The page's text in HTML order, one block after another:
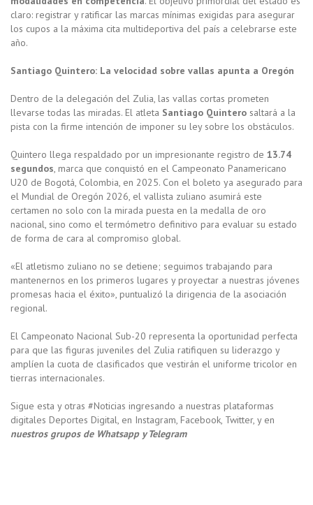
claro: registrar y ratificar las marcas mínimas exigidas para asegurar
los cupos a la máxima cita multideportiva del país a celebrarse este
año.
Santiago Quintero: La velocidad sobre vallas apunta a Oregón
Dentro de la delegación del Zulia, las vallas cortas prometen
llevarse todas las miradas. El atleta Santiago Quintero saltará a la
pista con la firme intención de imponer su ley sobre los obstáculos.
Quintero llega respaldado por un impresionante registro de 13.74
segundos, marca que conquistó en el Campeonato Panamericano
U20 de Bogotá, Colombia, en 2025. Con el boleto ya asegurado para
el Mundial de Oregón 2026, el vallista zuliano asumirá este
certamen no solo con la mirada puesta en la medalla de oro
nacional, sino como el termómetro definitivo para evaluar su estado
de forma de cara al compromiso global.
«El atletismo zuliano no se detiene; seguimos trabajando para
mantenernos en los primeros lugares y proyectar a nuestras jóvenes
promesas hacia el éxito», puntualizó la dirigencia de la asociación
regional.
El Campeonato Nacional Sub-20 representa la oportunidad perfecta
para que las figuras juveniles del Zulia ratifiquen su liderazgo y
amplíen la cuota de clasificados que vestirán el uniforme tricolor en
tierras internacionales.
Sigue esta y otras #Noticias ingresando a nuestras plataformas
digitales Deportes Digital, en Instagram, Facebook, Twitter, y en
nuestros grupos de Whatsapp y Telegram